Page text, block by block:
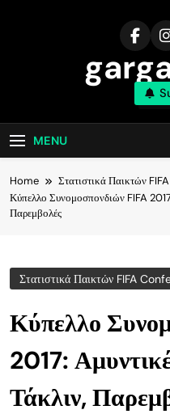
MENU
Home
Στατιστικά Παικτών
Κύπελλο Συνομοσπονδιών FIFA
Παρεμβολές
Στατιστικά Παικτών FIFA
Κύπελλο
2017:
Τάκλιν,